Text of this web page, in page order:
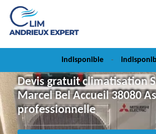
indisponible -
Devis gratuit climatisation
Marcel Bel Accueil 38080
professionnelle